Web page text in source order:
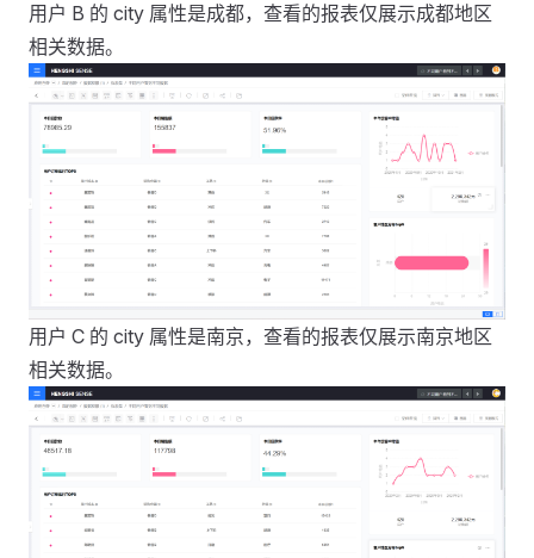
用户 B 的 city 属性是成都，查看的报表仅展示成都地区
相关数据。
用户 C 的 city 属性是南京，查看的报表仅展示南京地区
相关数据。